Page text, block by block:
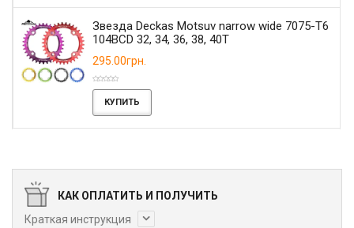
Звезда Deckas Motsuv narrow wide 7075-T6
104BCD 32, 34, 36, 38, 40T
295.00грн.
КУПИТЬ
КАК ОПЛАТИТЬ И ПОЛУЧИТЬ
Краткая инструкция